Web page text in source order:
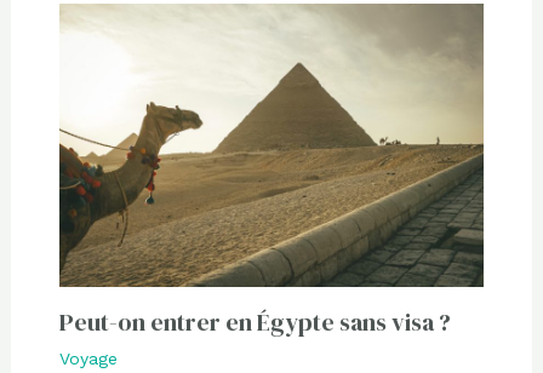
Peut-on entrer en Égypte sans visa ?
Voyage